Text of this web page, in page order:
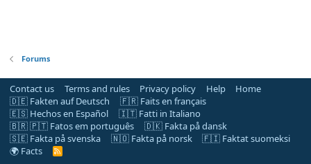
Forums
Contact us Terms and rules Privacy policy Help
Home
🇩🇪 Fakten auf Deutsch
🇫🇷 Faits en français
🇪🇸 Hechos en Español
🇮🇹 Fatti in Italiano
🇧🇷 🇵🇹 Fatos em português
🇩🇰 Fakta på dansk
🇸🇪 Fakta på svenska
🇳🇴 Fakta på norsk
🇫🇮 Faktat suomeksi
🌍 Facts
R